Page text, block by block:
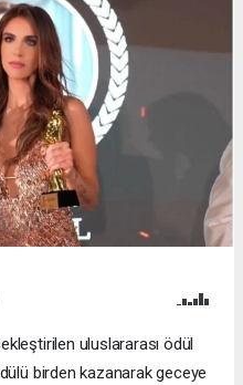
uluslararası ödül
birden kazanarak geceye